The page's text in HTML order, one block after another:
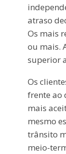
atraso
Os mais
ou mais.
superior
Os
frente ao
mais
mesmo
trânsito
meio-